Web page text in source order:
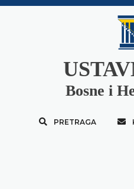
Bosne i
PRETRAGA